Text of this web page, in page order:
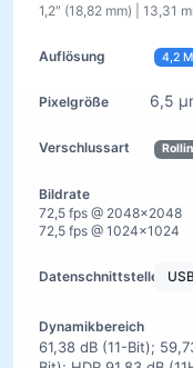
1,2″ (18,82 mm) | 13,31
4,2
6,5
72,5 fps @ 2048×2048
72,5 fps @ 1024×1024
61,38 dB (11-Bit);